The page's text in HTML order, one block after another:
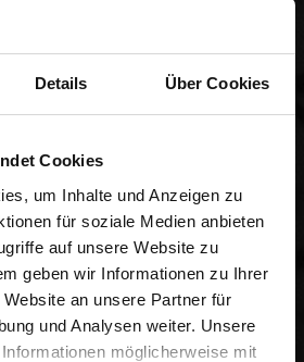
Details Über Cookies
Cookies
um Inhalte und Anzeigen zu
für soziale Medien anbieten
auf unsere Website zu
geben wir Informationen zu Ihrer
an unsere Partner für
und Analysen weiter. Unsere
möglicherweise mit